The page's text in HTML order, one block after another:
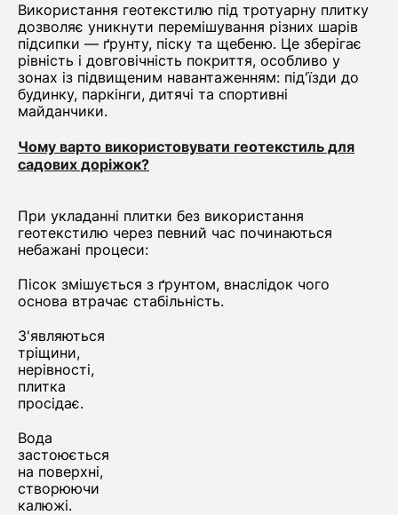
Використання геотекстилю під тротуарну плитку
дозволяє уникнути перемішування різних шарів
підсипки — ґрунту, піску та щебеню. Це зберігає
рівність і довговічність покриття, особливо у
зонах із підвищеним навантаженням: під'їзди до
будинку, паркінги, дитячі та спортивні
майданчики.
Чому варто використовувати геотекстиль для
садових доріжок?
При укладанні плитки без використання
геотекстилю через певний час починаються
небажані процеси:
Пісок змішується з ґрунтом, внаслідок чого
основа втрачає стабільність.
З'являються
тріщини,
нерівності,
плитка
просідає.
Вода
застоюється
на поверхні,
створюючи
калюжі.